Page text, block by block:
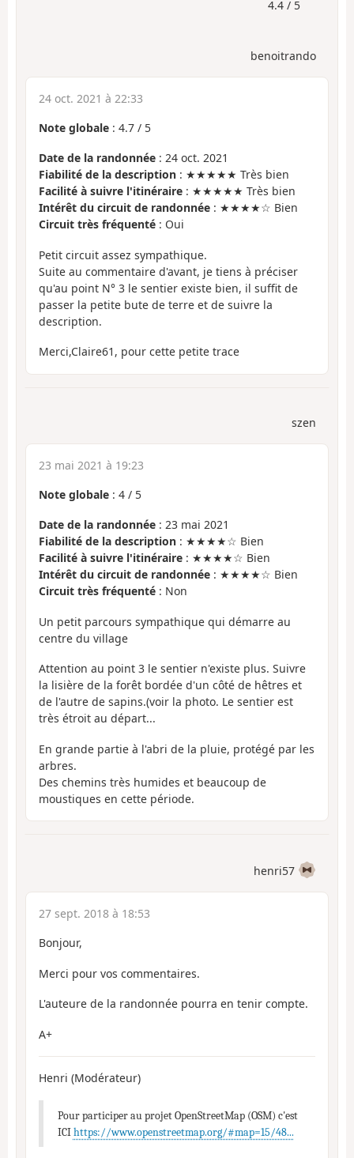
4.4 / 5
benoitrando
24 oct. 2021 à 22:33
Note globale : 4.7 / 5
Date de la randonnée : 24 oct. 2021
Fiabilité de la description : ★★★★★ Très bien
Facilité à suivre l'itinéraire : ★★★★★ Très bien
Intérêt du circuit de randonnée : ★★★★☆ Bien
Circuit très fréquenté : Oui
Petit circuit assez sympathique.
Suite au commentaire d'avant, je tiens à préciser
qu'au point N° 3 le sentier existe bien, il suffit de
passer la petite bute de terre et de suivre la
description.
Merci,Claire61, pour cette petite trace
szen
23 mai 2021 à 19:23
Note globale : 4 / 5
Date de la randonnée : 23 mai 2021
Fiabilité de la description : ★★★★☆ Bien
Facilité à suivre l'itinéraire : ★★★★☆ Bien
Intérêt du circuit de randonnée : ★★★★☆ Bien
Circuit très fréquenté : Non
Un petit parcours sympathique qui démarre au
centre du village
Attention au point 3 le sentier n'existe plus. Suivre
la lisière de la forêt bordée d'un côté de hêtres et
de l'autre de sapins.(voir la photo. Le sentier est
très étroit au départ...
En grande partie à l'abri de la pluie, protégé par les
arbres.
Des chemins très humides et beaucoup de
moustiques en cette période.
henri57
27 sept. 2018 à 18:53
Bonjour,
Merci pour vos commentaires.
L'auteure de la randonnée pourra en tenir compte.
A+
Henri (Modérateur)
Pour participer au projet OpenStreetMap (OSM) c'est
ICIhttps://www.openstreetmap.org/#map=15/48...